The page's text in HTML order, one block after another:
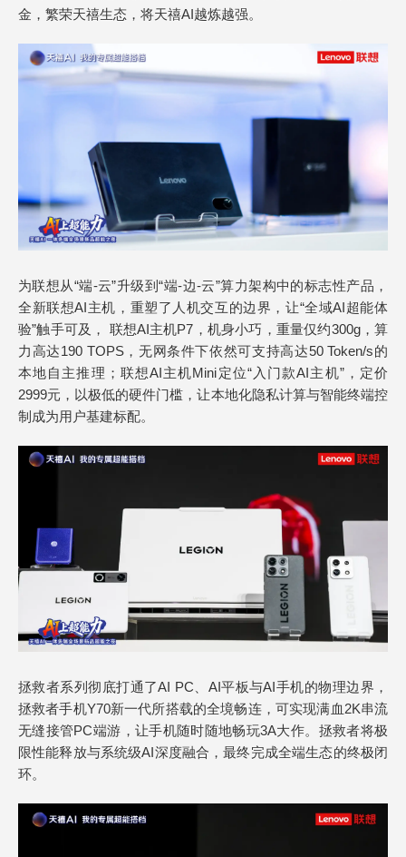
金，繁荣天禧生态，将天禧AI越炼越强。
为联想从“端-云”升级到“端-边-云”算力架构中的标志性产品，
全新联想AI主机，重塑了人机交互的边界，让“全域AI超能体
验”触手可及， 联想AI主机P7，机身小巧，重量仅约300g，算
力高达190 TOPS，无网条件下依然可支持高达50 Token/s的
本地自主推理；联想AI主机Mini定位“入门款AI主机”，定价
2999元，以极低的硬件门槛，让本地化隐私计算与智能终端控
制成为用户基建标配。
拯救者系列彻底打通了AI PC、AI平板与AI手机的物理边界，
拯救者手机Y70新一代所搭载的全境畅连，可实现满血2K串流
无缝接管PC端游，让手机随时随地畅玩3A大作。拯救者将极
限性能释放与系统级AI深度融合，最终完成全端生态的终极闭
环。